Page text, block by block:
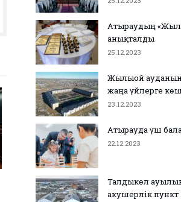
Атыраудың «Жыл
анықталды
25.12.2023
Жылыой
жаңа үйлерге
23.12.2023
Атырауда үш
22.12.2023
Талдыкөл
акушерлік